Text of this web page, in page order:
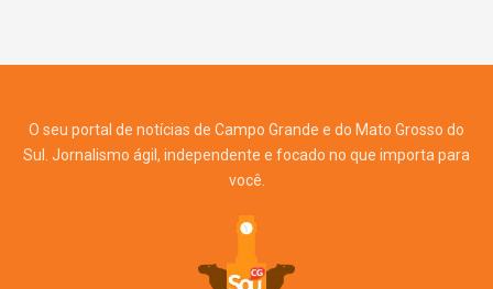
O seu portal de notícias de Campo Grande e do Mato Grosso do
Sul. Jornalismo ágil, independente e focado no que importa para
você.